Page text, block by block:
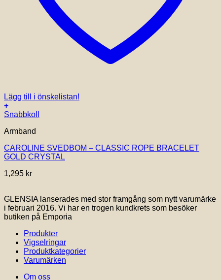
Lägg till i önskelistan!
+
Snabbkoll
Armband
CAROLINE SVEDBOM – CLASSIC ROPE BRACELET
GOLD CRYSTAL
1,295 kr
GLENSIA lanserades med stor framgång som nytt varumärke
i februari 2016. Vi har en trogen kundkrets som besöker
butiken på Emporia
Produkter
Vigselringar
Produktkategorier
Varumärken
Om oss